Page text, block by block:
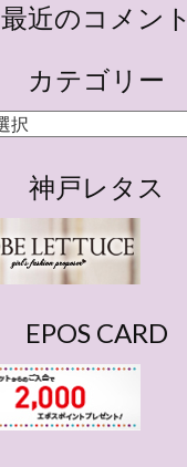
最近のコメント
カテゴリー
神戸レタス
EPOS CARD